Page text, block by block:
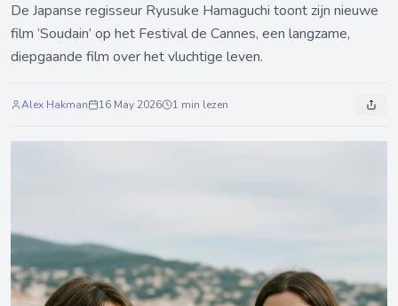
De Japanse regisseur Ryusuke Hamaguchi toont zijn nieuwe
film ‘Soudain’ op het Festival de Cannes, een langzame,
diepgaande film over het vluchtige leven.
Alex Hakman 16 May 2026 1 min lezen